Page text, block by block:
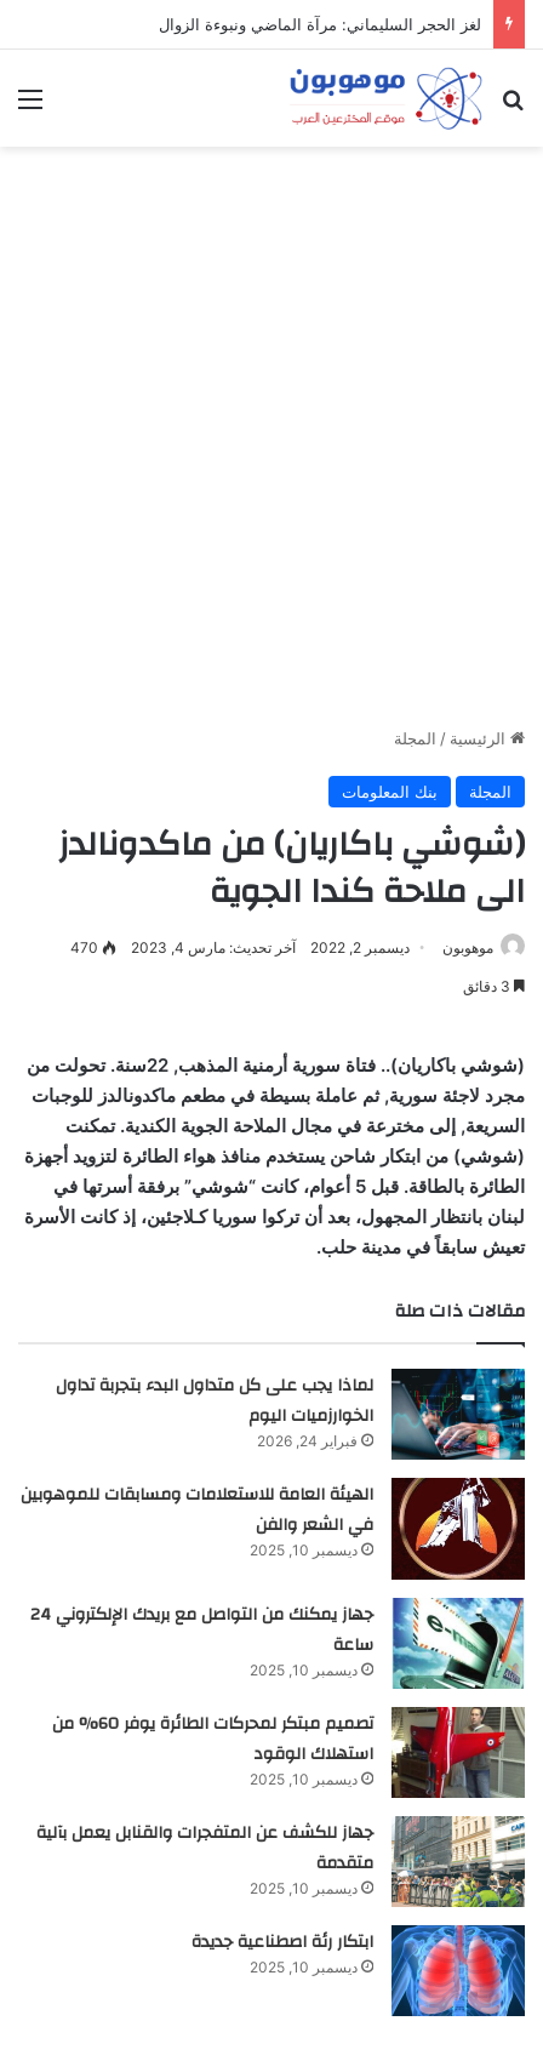
لغز الحجر السليماني: مرآة الماضي ونبوءة الزوال
بحث عن
الرئيسية / المجلة
المجلة بنك المعلومات
(شوشي باكاريان) من ماكدونالدز
الى ملاحة كندا الجوية
موهوبون ديسمبر 2, 2022 آخر تحديث: مارس 4, 2023 470
(شوشي باكاريان).. فتاة سورية أرمنية المذهب, 22سنة. تحولت من
مجرد لاجئة سورية, ثم عاملة بسيطة في مطعم ماكدونالدز للوجبات
السريعة, إلى مخترعة في مجال الملاحة الجوية الكندية. تمكنت
(شوشي) من ابتكار شاحن يستخدم منافذ هواء الطائرة لتزويد أجهزة
الطائرة بالطاقة. قبل 5 أعوام، كانت “شوشي” برفقة أسرتها في
لبنان بانتظار المجهول، بعد أن تركوا سوريا كـلاجئين، إذ كانت الأسرة
تعيش سابقاً في مدينة حلب.
مقالات ذات صلة
لماذا يجب على كل متداول البدء بتجربة تداول
الخوارزميات اليوم
فبراير 24, 2026
الهيئة العامة للاستعلامات ومسابقات للموهوبين
في الشعر والفن
ديسمبر 10, 2025
جهاز يمكنك من التواصل مع بريدك الإلكتروني 24
ساعة
ديسمبر 10, 2025
تصميم مبتكر لمحركات الطائرة يوفر 60% من
استهلاك الوقود
ديسمبر 10, 2025
جهاز للكشف عن المتفجرات والقنابل يعمل بآلية
متقدمة
ديسمبر 10, 2025
ابتكار رئة اصطناعية جديدة
ديسمبر 10, 2025